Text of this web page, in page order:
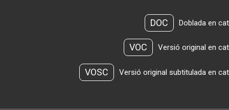
DOC Doblada en
VOC Versió original en
VOSC Versió original subtitulada en